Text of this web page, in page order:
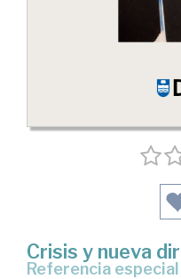
Crisis y nueva
referencia